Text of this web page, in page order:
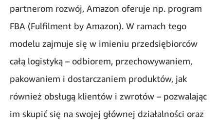
partnerom rozwój, Amazon oferuje np. program
FBA (Fulfilment by Amazon). W ramach tego
modelu zajmuje się w imieniu przedsiębiorców
całą logistyką – odbiorem, przechowywaniem,
pakowaniem i dostarczaniem produktów, jak
również obsługą klientów i zwrotów – pozwalając
im skupić się na swojej głównej działalności oraz